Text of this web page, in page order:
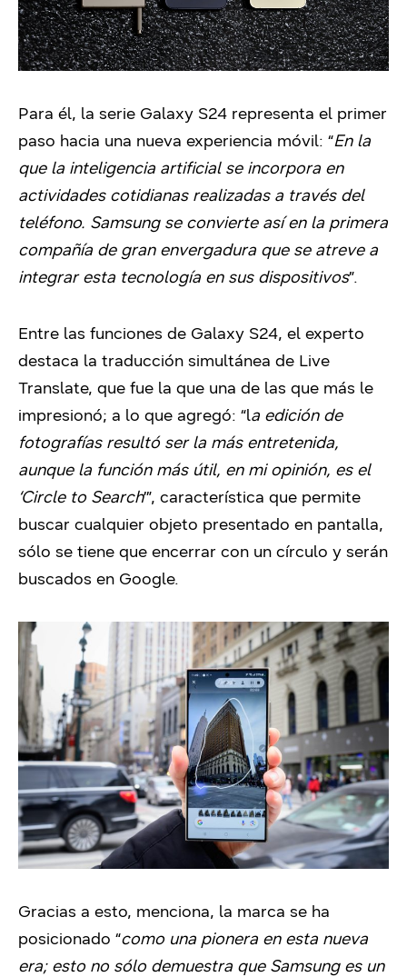
Para él, la serie Galaxy S24 representa el primer
paso hacia una nueva experiencia móvil: “En la
que la inteligencia artificial se incorpora en
actividades cotidianas realizadas a través del
teléfono. Samsung se convierte así en la primera
compañía de gran envergadura que se atreve a
integrar esta tecnología en sus dispositivos”.
Entre las funciones de Galaxy S24, el experto
destaca la traducción simultánea de Live
Translate, que fue la que una de las que más le
impresionó; a lo que agregó: “la edición de
fotografías resultó ser la más entretenida,
aunque la función más útil, en mi opinión, es el
‘Circle to Search’”, característica que permite
buscar cualquier objeto presentado en pantalla,
sólo se tiene que encerrar con un círculo y serán
buscados en Google.
Gracias a esto, menciona, la marca se ha
posicionado “como una pionera en esta nueva
era; esto no sólo demuestra que Samsung es un